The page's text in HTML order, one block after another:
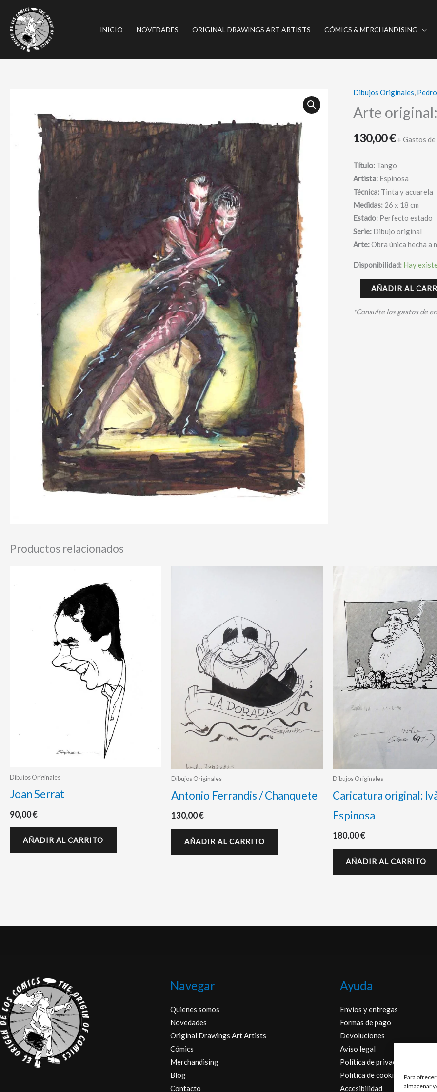
Para
almacenar
contenido
INICIO NOVEDADES ORIGINAL DRAWINGS ART ARTISTS CÓMICS & MERCHANDISING
Dibujos Originales,
Arte
130,00€ + Gastos
Título: Tango
Artista: Espinosa
Técnica: Tinta y acuarela
Medidas: 26 x 18 cm
Estado: Perfecto estado
Serie: Dibujo original
Arte:Obra única hecha a
Disponibilidad: Hay
Arte
original:
tango
-
cantidad
AÑADIR AL
*Consulte los gastos de
Productos relacionados
Dibujos Originales
Joan Serrat
90,00€
AÑADIR AL CARRITO
Dibujos Originales
Antonio Ferrandis / Chanquete
130,00€
AÑADIR AL CARRITO
Dibujos Originales
Caricatura original:
Espinosa
180,00€
AÑADIR AL CARRITO
Navegar
Quienes somos
Novedades
Original Drawings Art Artists
Cómics
Merchandising
Blog
Contacto
Ayuda
Envios y entregas
Formas de pago
Devoluciones
Aviso legal
Política de privacidad
Política de cookies
Accesibilidad